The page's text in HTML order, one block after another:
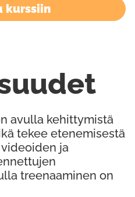
kurssiin
avulla kehittymistä
tekee etenemisestä
ja
treenaaminen on